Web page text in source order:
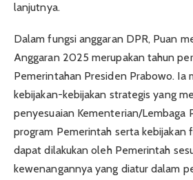
lanjutnya.
Dalam fungsi anggaran DPR, Puan
Anggaran 2025 merupakan tahun
Pemerintahan Presiden Prabowo. Ia
kebijakan-kebijakan strategis yang
penyesuaian Kementerian/Lembaga
program Pemerintah serta kebijakan
dapat dilakukan oleh Pemerintah
kewenangannya yang diatur dalam